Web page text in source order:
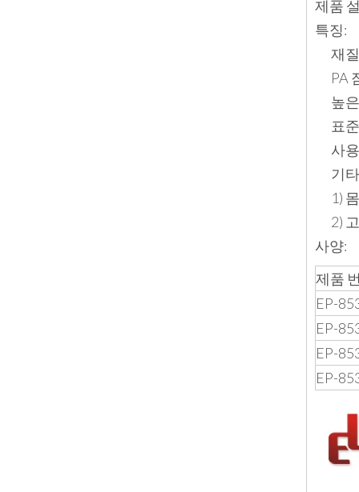
제품
특징:
재
PA
높
표
사
기
1)
2)
사양:
제품
EP-
EP-
EP-
EP-